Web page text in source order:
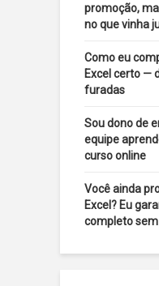
promoção,
no que vinha
Como eu
Excel certo —
furadas
Sou dono de
equipe
curso online
Você ainda
Excel? Eu
completo